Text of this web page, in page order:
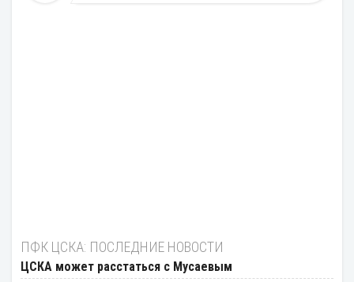
ПФК ЦСКА: ПОСЛЕДНИЕ НОВОСТИ
ЦСКА может расстаться с Мусаевым